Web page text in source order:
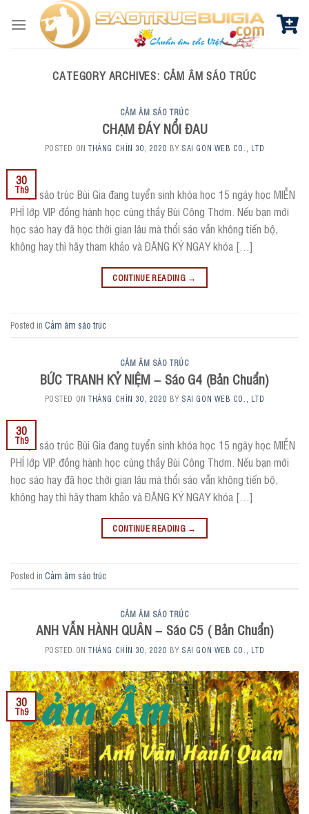
CATEGORY ARCHIVES: CẢM ÂM SÁO TRÚC
CẢM ÂM SÁO TRÚC
CHẠM ĐÁY NỔI ĐAU
POSTED ONTHÁNG CHÍN 30, 2020 BY SAI GON WEB CO., LTD
30
Th9
? Hiện sáo trúc Bùi Gia đang tuyển sinh khóa học 15 ngày học MIỄN
PHÍ lớp VIP đồng hành học cùng thầy Bùi Công Thơm. Nếu bạn mới
học sáo hay đã học thời gian lâu mà thổi sáo vẫn không tiến bộ,
không hay thì hãy tham khảo và ĐĂNG KÝ NGAY khóa […]
CONTINUE READING →
Posted in Cảm âm sáo trúc
CẢM ÂM SÁO TRÚC
BỨC TRANH KỶ NIỆM – Sáo G4 (Bản Chuẩn)
POSTED ONTHÁNG CHÍN 30, 2020 BY SAI GON WEB CO., LTD
30
Th9
? Hiện sáo trúc Bùi Gia đang tuyển sinh khóa học 15 ngày học MIỄN
PHÍ lớp VIP đồng hành học cùng thầy Bùi Công Thơm. Nếu bạn mới
học sáo hay đã học thời gian lâu mà thổi sáo vẫn không tiến bộ,
không hay thì hãy tham khảo và ĐĂNG KÝ NGAY khóa […]
CONTINUE READING →
Posted in Cảm âm sáo trúc
CẢM ÂM SÁO TRÚC
ANH VẪN HÀNH QUÂN – Sáo C5 ( Bản Chuẩn)
POSTED ONTHÁNG CHÍN 30, 2020 BY SAI GON WEB CO., LTD
30
Th9